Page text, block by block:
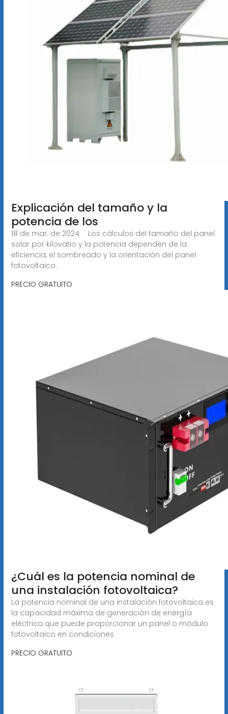
Explicación del tamaño y la
potencia de los
18 de mar. de 2024 · Los cálculos del tamaño del panel
solar por kilovatio y la potencia dependen de la
eficiencia, el sombreado y la orientación del panel
fotovoltaico.
PRECIO GRATUITO
¿Cuál es la potencia nominal de
una instalación fotovoltaica?
La potencia nominal de una instalación fotovoltaica es
la capacidad máxima de generación de energía
eléctrica que puede proporcionar un panel o módulo
fotovoltaico en condiciones
PRECIO GRATUITO